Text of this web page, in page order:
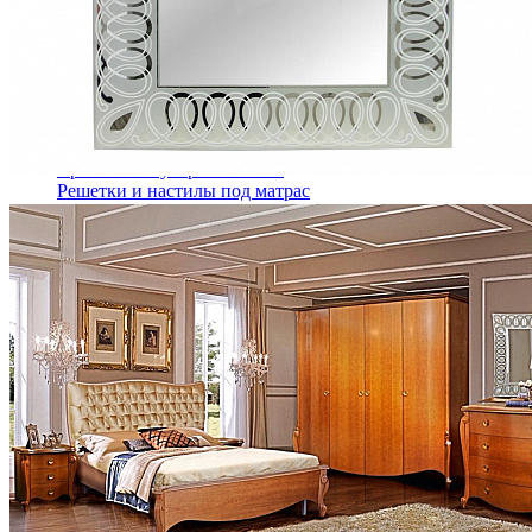
Кровати двуспальные с подъемным механизмом
Кровати полутороспальные с подъемным
Зеркала
Комоды
Кровати двуспальные
Кровати металлические
Кровати односпальные
Решетки и настилы под матрас
Спальные гарнитуры
Тахта
Туалетные столики
Тумбы прикроватные
Шкафы для одежды
Антресоли на шкаф
Полки и ящики в шкаф для одежды
Шкаф 1-дверный для одежды и белья
Шкафы 2-х дверные для одежды и белья
Шкафы 3-х дверные для одежды и белья
Шкафы 4-х дверные для одежды и белья
Шкафы 5-ти дверные для одежды и белья
Шкафы 6-ти дверные для одежды и белья
Шкафы купе для одежды и белья
Шкафы угловые для одежды и белья